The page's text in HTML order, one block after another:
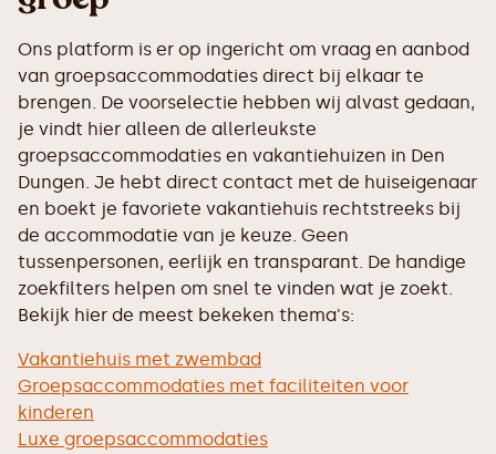
Ons platform is er op ingericht om vraag en aanbod
van groepsaccommodaties direct bij elkaar te
brengen. De voorselectie hebben wij alvast gedaan,
je vindt hier alleen de allerleukste
groepsaccommodaties en vakantiehuizen in Den
Dungen. Je hebt direct contact met de huiseigenaar
en boekt je favoriete vakantiehuis rechtstreeks bij
de accommodatie van je keuze. Geen
tussenpersonen, eerlijk en transparant. De handige
zoekfilters helpen om snel te vinden wat je zoekt.
Bekijk hier de meest bekeken thema's:
Vakantiehuis met zwembad
Groepsaccommodaties met faciliteiten voor
kinderen
Luxe groepsaccommodaties